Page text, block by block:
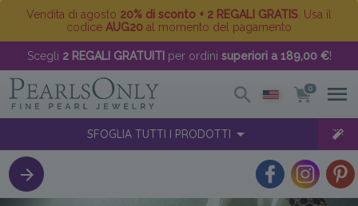
Vendita di agosto 20% di sconto + 2 REGALI GRATIS . Usa il
codice AUG20 al momento del pagamento
Scegli 2 REGALI GRATUITI per ordini superiori a 189,00 €!
0
SFOGLIA TUTTI I PRODOTTI